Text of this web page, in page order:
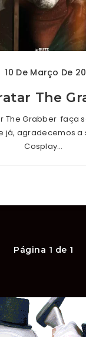
10 De Março De
The
The Grabber faça
já, agradecemos a
Cosplay…
Página 1 de 1